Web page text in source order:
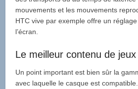
mouvements et les mouvements
HTC vive par exemple offre un
l’écran.
Le meilleur contenu de jeux
Un point important est bien sûr la
avec laquelle le casque est